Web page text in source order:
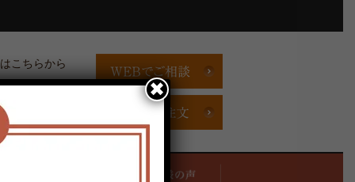
こちらから
定休日/不定休
✖